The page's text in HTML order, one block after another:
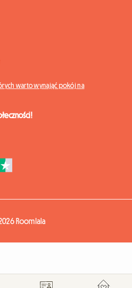
warto wynająć pokój na
Roomlala